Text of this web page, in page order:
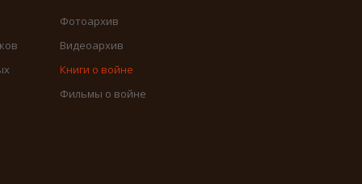
Фотоархив
Видеоархив
Книги о войне
Фильмы о войне